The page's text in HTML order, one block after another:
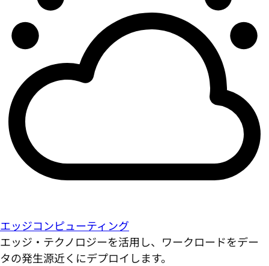
エッジコンピューティング
エッジ・テクノロジーを活用し、ワークロードをデー
タの発生源近くにデプロイします。